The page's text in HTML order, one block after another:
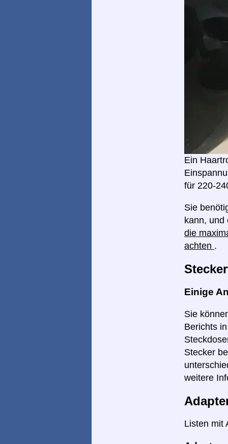
Ein
für 220-
Sie
kann, und
die
achten .
Einige
Sie
Berichts
Stecker
weitere
Listen mit